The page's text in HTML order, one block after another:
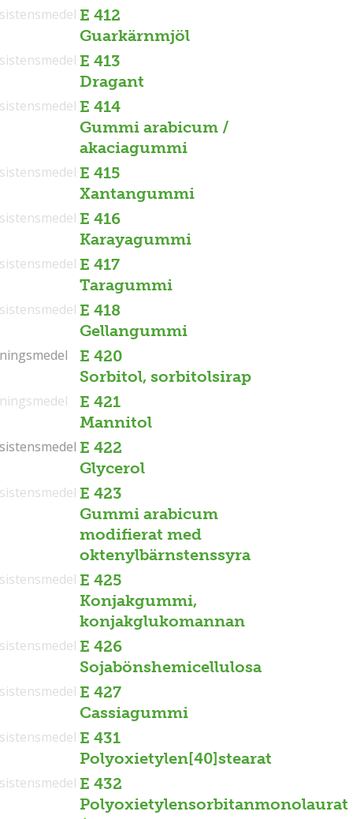
E 412
Guarkärnmjöl
E 413
Dragant
E 414
Gummi arabicum /
akaciagummi
E 415
Xantangummi
E 416
Karayagummi
E 417
Taragummi
E 418
Gellangummi
E 420
Sorbitol, sorbitolsirap
E 421
Mannitol
E 422
Glycerol
E 423
Gummi arabicum
modifierat med
oktenylbärnstenssyra
E 425
Konjakgummi,
konjakglukomannan
E 426
Sojabönshemicellulosa
E 427
Cassiagummi
E 431
Polyoxietylen[40]stearat
E 432
Polyoxietylensorbitanmonolaurat